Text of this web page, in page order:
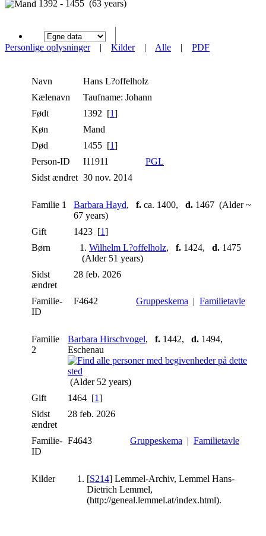
1392 - 1455 (63 years)
Personlige oplysninger| Kilder| Alle | PDF
Navn Hans L?offelholz
Kælenavn
Taufname: Johann
Født
1392 [1]
Køn
Mand
Død
1455 [1]
Person-ID
I11911
PGL
Sidst ændret 30 nov. 2014
Familie 1 Barbara Hayd, f. ca. 1400, d. 1467 (Alder ~
67 years)
Gift
1423 [1]
Børn
1. Wilhelm L?offelholz, f. 1424, d. 1475
(Alder 51 years)
Sidst
ændret
28 feb. 2026
Familie-
ID
F4642 Gruppeskema | Familietavle
Familie
2
Barbara Hirschvogel, f. 1442, d. 1494,
Eschenau
(Alder 52 years)
Gift
1464 [1]
Sidst
ændret
28 feb. 2026
Familie-
ID
F4643 Gruppeskema | Familietavle
Kilder [S214] Lemmel-Archiv, Lemmel Hans-
Dietrich Lemmel,
(http://geneal.lemmel.at/index.html).